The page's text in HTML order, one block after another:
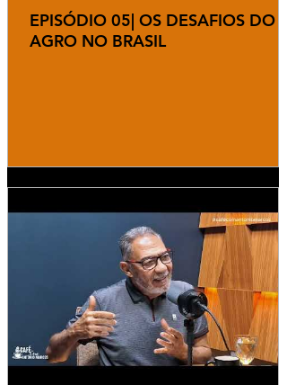
EPISÓDIO 05| OS DESAFIOS DO
AGRO NO BRASIL